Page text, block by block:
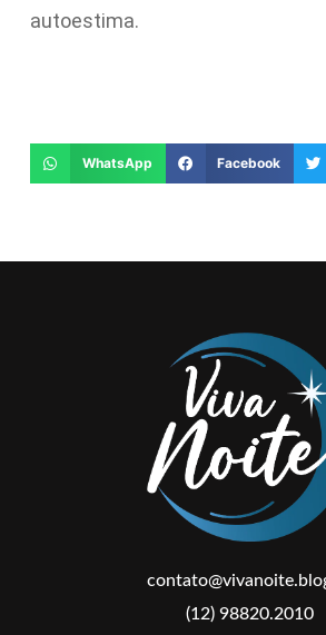
autoestima.
WhatsApp Facebook
(12) 98820.2010